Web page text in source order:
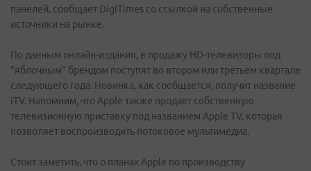
панелей, сообщает DigiTimes со ссылкой на собственные
источники на рынке.
По данным онлайн-издания, в продажу HD-телевизоры под
"яблочным" брендом поступят во втором или третьем квартале
следующего года. Новинка, как сообщается, получит название
iTV. Напомним, что Apple также продает собственную
телевизионную приставку под названием Apple TV, которая
позволяет воспроизводить потоковое мультимедиа.
Стоит заметить, что о планах Apple по производству